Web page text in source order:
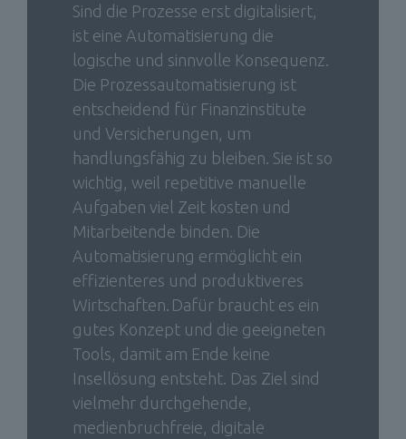
Sind die Prozesse erst digitalisiert,
ist eine Automatisierung die
logische und sinnvolle Konsequenz.
Die Prozessautomatisierung ist
entscheidend für Finanzinstitute
und Versicherungen, um
handlungsfähig zu bleiben. Sie ist so
wichtig, weil repetitive manuelle
Aufgaben viel Zeit kosten und
Mitarbeitende binden. Die
Automatisierung ermöglicht ein
effizienteres und produktiveres
Wirtschaften. Dafür braucht es ein
gutes Konzept und die geeigneten
Tools, damit am Ende keine
Insellösung entsteht. Das Ziel sind
vielmehr durchgehende,
medienbruchfreie, digitale